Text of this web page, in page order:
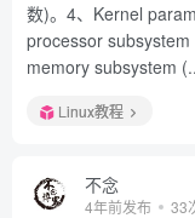
数)。4、Kernel
processor
memory subsystem
Linux教程
不念
4年前发布 33